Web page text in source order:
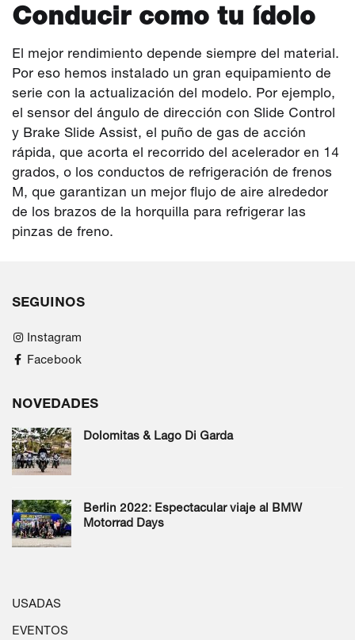
Conducir como tu ídolo
El mejor rendimiento depende siempre del material.
Por eso hemos instalado un gran equipamiento de
serie con la actualización del modelo. Por ejemplo,
el sensor del ángulo de dirección con Slide Control
y Brake Slide Assist, el puño de gas de acción
rápida, que acorta el recorrido del acelerador en 14
grados, o los conductos de refrigeración de frenos
M, que garantizan un mejor flujo de aire alrededor
de los brazos de la horquilla para refrigerar las
pinzas de freno.
SEGUINOS
Instagram
Facebook
NOVEDADES
Dolomitas & Lago Di Garda
Berlin 2022: Espectacular viaje al BMW
Motorrad Days
USADAS
EVENTOS